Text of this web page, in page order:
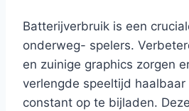
Batterijverbruik is een
onderweg- spelers.
en zuinige graphics zorgen
verlengde speeltijd haalbaar
constant op te bijladen.